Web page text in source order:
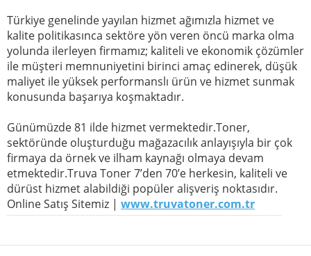
Türkiye genelinde yayılan hizmet ağımızla hizmet ve
kalite politikasınca sektöre yön veren öncü marka olma
yolunda ilerleyen firmamız; kaliteli ve ekonomik çözümler
ile müşteri memnuniyetini birinci amaç edinerek, düşük
maliyet ile yüksek performanslı ürün ve hizmet sunmak
konusunda başarıya koşmaktadır.
Günümüzde 81 ilde hizmet vermektedir.Toner,
sektöründe oluşturduğu mağazacılık anlayışıyla bir çok
firmaya da örnek ve ilham kaynağı olmaya devam
etmektedir.Truva Toner 7’den 70’e herkesin, kaliteli ve
dürüst hizmet alabildiği popüler alişveriş noktasıdır.
Online Satış Sitemiz | www.truvatoner.com.tr